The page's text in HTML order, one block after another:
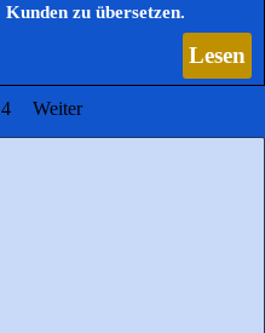
Kunden zu übersetzen.
Lesen
4 Weiter